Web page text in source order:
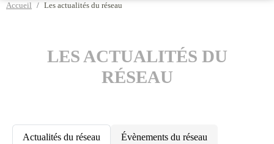
Accueil Les actualités du réseau
LES ACTUALITÉS DU
RÉSEAU
Actualités du réseau Évènements du réseau